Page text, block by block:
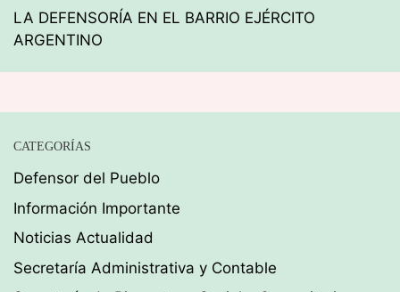
LA DEFENSORÍA EN EL BARRIO EJÉRCITO
ARGENTINO
CATEGORÍAS
Defensor del Pueblo
Información Importante
Noticias Actualidad
Secretaría Administrativa y Contable